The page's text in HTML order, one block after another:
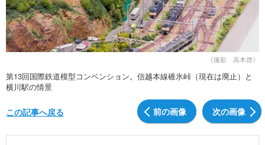
《撮影 高木啓》
第13回国際鉄道模型コンベンション。信越本線碓氷峠（現在は廃止）と
横川駅の情景
前の画像 次の画像
この記事へ戻る